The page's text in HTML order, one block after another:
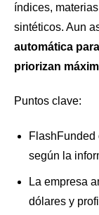
índices,
sintéticos. Aun
automática
priorizan
Puntos clave:
FlashFunded
según la
La empresa
dólares y